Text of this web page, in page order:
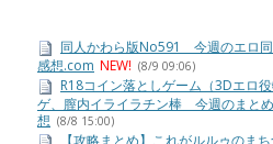
同人かわら版No591 今週のエロ
感想.com NEW! (8/9 09:06)
R18コイン落としゲーム（3Dエロ
ゲ、膣内イライラチン棒 今週のまと
想 (8/8 15:00)
【攻略まとめ】これがルルゥのま